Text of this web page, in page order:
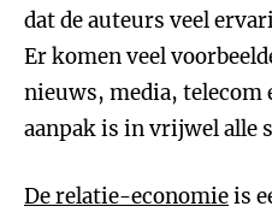
dat de auteurs veel
Er komen veel
nieuws, media, telecom
aanpak is in vrijwel alle
De relatie-economieis